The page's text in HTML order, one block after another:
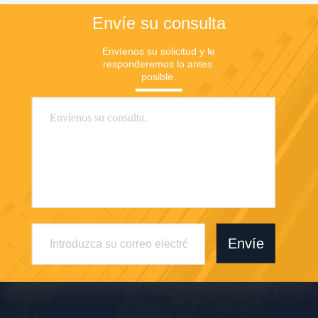
Envíe su consulta
Envíenos su solicitud y le
responderemos lo antes
posible.
Envíe